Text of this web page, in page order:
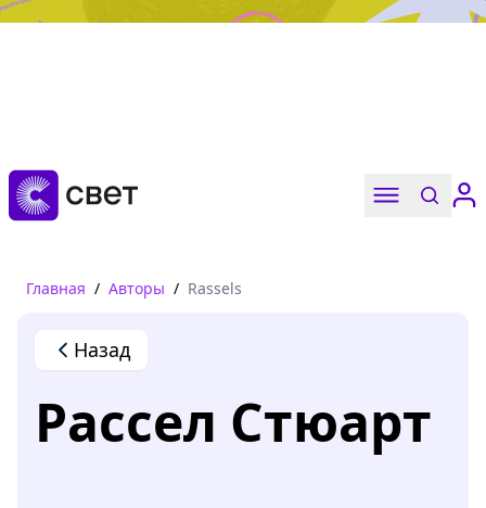
Дружба, любовь, взросление
Читать
Главная / Авторы / Rassels
Назад
Рассел Стюарт